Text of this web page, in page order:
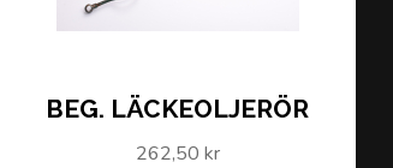
BEG. LÄCKEOLJERÖR
262,50 kr